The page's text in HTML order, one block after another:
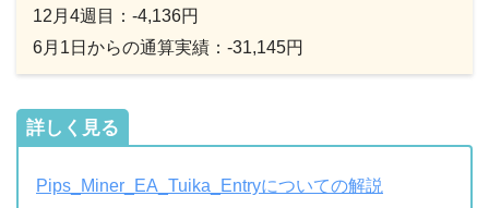
12月4週目：-4,136円
6月1日からの通算実績：-31,145円
詳しく見る
Pips_Miner_EA_Tuika_Entryについての解説